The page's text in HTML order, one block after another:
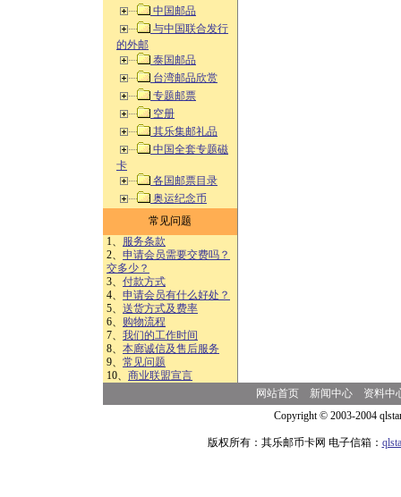
中国邮品
与中国联合发行
的外邮
泰国邮品
台湾邮品欣赏
专题邮票
空册
其乐集邮礼品
中国全套专题磁
卡
各国邮票目录
奥运纪念币
常见问题
1、 服务条款
2、 申请会员需要交费吗？
交多少？
3、 付款方式
4、 申请会员有什么好处？
5、 送货方式及费率
6、 购物流程
7、 我们的工作时间
8、 本廊诚信及售后服务
9、 常见问题
10、 商业联盟宣言
网站首页 新闻中心
资料中
Copyright © 2003-2004
版权所有：其乐邮币卡网 电子信箱：